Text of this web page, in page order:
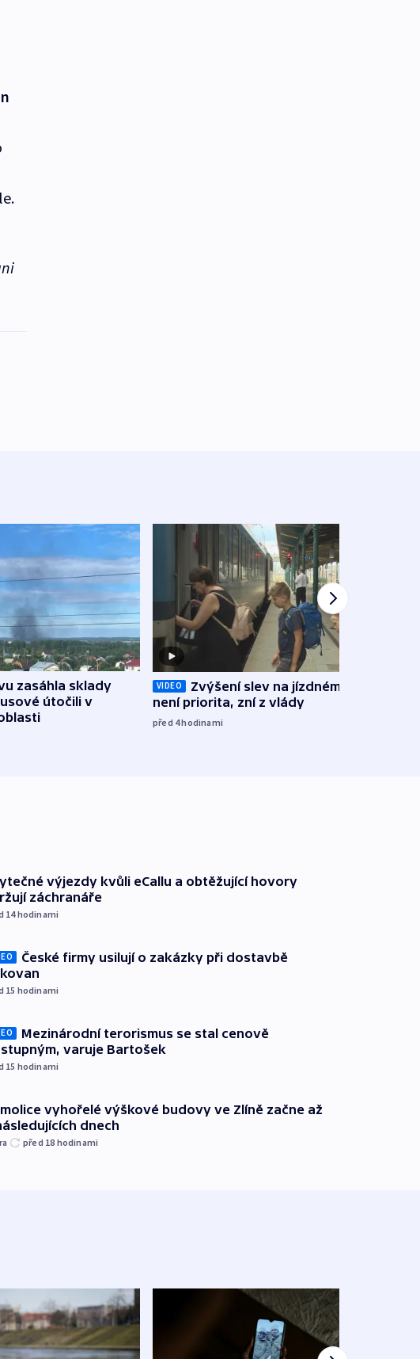
zasáhla sklady
útočili v
VIDEO
Zvýšení slev na jízdném teď
není priorita, zní z vlády
před 4hodinami
výjezdy kvůli eCallu a obtěžující hovory
záchranáře
14hodinami
České firmy usilují o zakázky při dostavbě
15 hodinami
Mezinárodní terorismus se stal cenově
varuje Bartošek
15 hodinami
vyhořelé výškové budovy ve Zlíně začne až
dnech
před 18 hodinami